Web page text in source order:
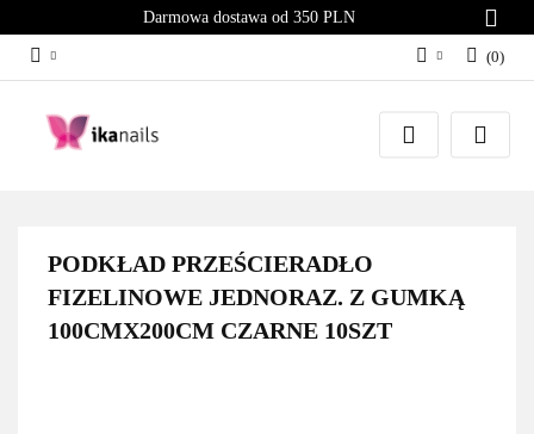
Darmowa dostawa od 350 PLN
Zaloguj się
Załóż konto
(0)
PODKŁAD PRZEŚCIERADŁO
FIZELINOWE JEDNORAZ. Z GUMKĄ
100CMX200CM CZARNE 10SZT